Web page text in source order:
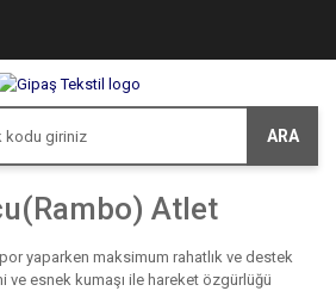
ARA
Atlet
yaparken maksimum rahatlık ve destek
ve esnek kumaşı ile hareket özgürlüğü